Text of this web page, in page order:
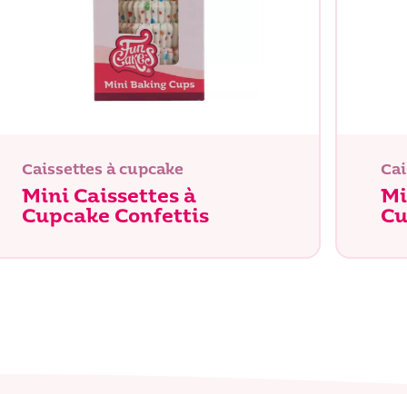
Caissettes à cupcake
Mini Caissettes à
Cupcake Confettis